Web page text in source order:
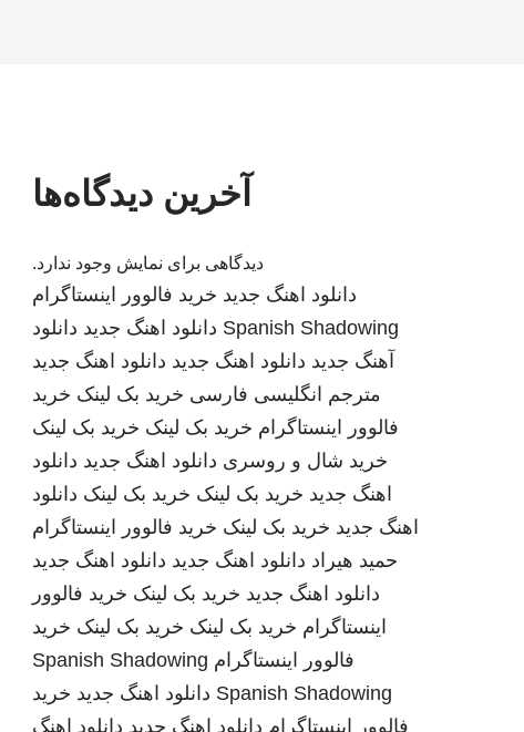
آخرین دیدگاه‌ها
دیدگاهی برای نمایش وجود ندارد.
دانلود اهنگ جدید خرید فالوور اینستاگرام
Spanish Shadowing دانلود اهنگ جدید دانلود
آهنگ جدید دانلود اهنگ جدید دانلود اهنگ جدید
مترجم انگلیسی فارسی خرید بک لینک خرید
فالوور اینستاگرام خرید بک لینک خرید بک لینک
خرید شال و روسری دانلود اهنگ جدید دانلود
اهنگ جدید خرید بک لینک خرید بک لینک دانلود
اهنگ جدید خرید بک لینک خرید فالوور اینستاگرام
حمید هیراد دانلود اهنگ جدید دانلود اهنگ جدید
دانلود اهنگ جدید خرید بک لینک خرید فالوور
اینستاگرام خرید بک لینک خرید بک لینک خرید
فالوور اینستاگرام Spanish Shadowing
Spanish Shadowing دانلود اهنگ جدید خرید
فالوور اینستاگرام دانلود اهنگ جدید دانلود اهنگ